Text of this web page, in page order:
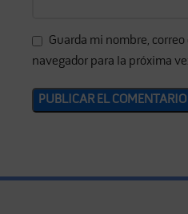
Guarda mi nombre,
navegador para la próxima